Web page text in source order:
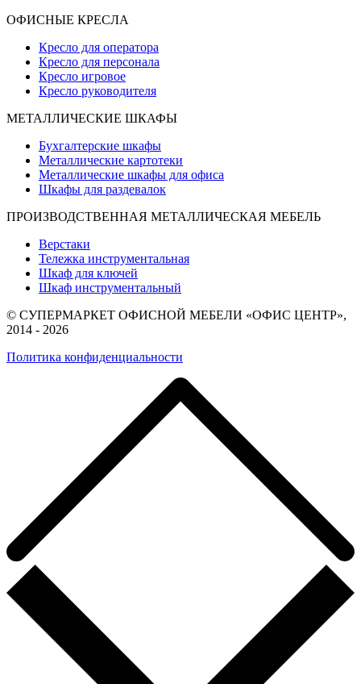
ОФИСНЫЕ КРЕСЛА
Кресло для оператора
Кресло для персонала
Кресло игровое
Кресло руководителя
МЕТАЛЛИЧЕСКИЕ ШКАФЫ
Бухгалтерские шкафы
Металлические картотеки
Металлические шкафы для офиса
Шкафы для раздевалок
ПРОИЗВОДСТВЕННАЯ МЕТАЛЛИЧЕСКАЯ МЕБЕЛЬ
Верстаки
Тележка инструментальная
Шкаф для ключей
Шкаф инструментальный
© СУПЕРМАРКЕТ ОФИСНОЙ МЕБЕЛИ «ОФИС ЦЕНТР»,
2014 - 2026
Политика конфиденциальности